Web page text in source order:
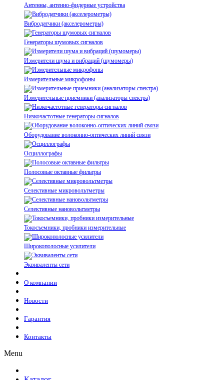
Антенны, антенно-фидерные устройства
Вибродатчики (акселерометры)
Генераторы шумовых сигналов
Измерители шума и вибраций (шумомеры)
Измерительные микрофоны
Измерительные приемники (анализаторы спектра)
Низкочастотные генераторы сигналов
Оборудование волоконно-оптических линий связи
Осциллографы
Полосовые октавные фильтры
Селективные микровольтметры
Селективные нановольтметры
Токосъемники, пробники измерительные
Широкополосные усилители
Эквиваленты сети
О компании
Новости
Гарантия
Контакты
Menu